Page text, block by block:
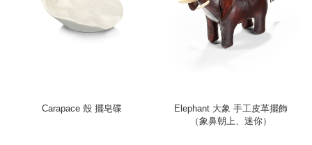
Carapace 殼 擺皂碟
Elephant 大象 手工皮革擺飾
（象鼻朝上、迷你）